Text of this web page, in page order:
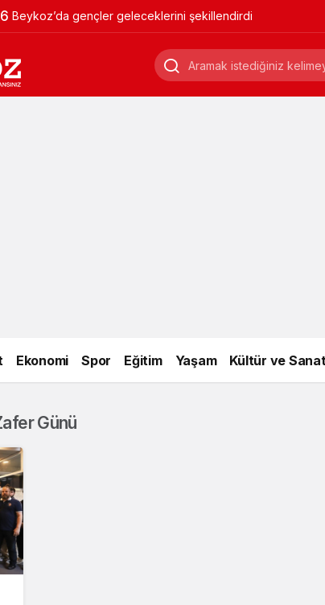
Beykoz’da gençler geleceklerini şekillendirdi
Ekonomi Spor Eğitim Yaşam Kültür ve Sanat
Günü